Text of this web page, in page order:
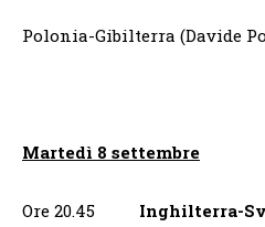
Polonia-Gibilterra (Davide
Martedì 8 settembre
Ore 20.45